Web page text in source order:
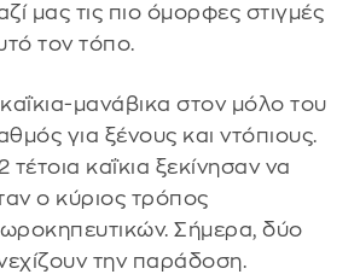
μας τις πιο όμορφες στιγμές
τον τόπο.
καΐκια-μανάβικα στον μόλο του
για ξένους και ντόπιους.
τέτοια καΐκια ξεκίνησαν να
ο κύριος τρόπος
Σήμερα, δύο
την παράδοση.